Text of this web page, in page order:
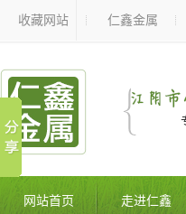
收藏网站 仁鑫金属
网站首页 走进仁鑫